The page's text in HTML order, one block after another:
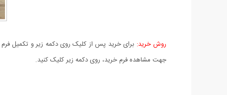
روش خرید: برای خرید پس از کلیک روی دکمه زیر و تکمیل
جهت مشاهده فرم خرید، روی دکمه زیر کلیک کنید.